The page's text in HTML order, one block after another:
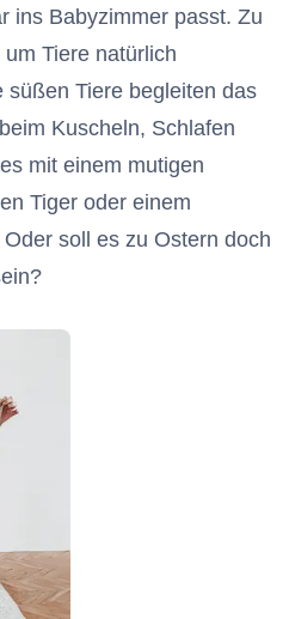
ins Babyzimmer passt. Zu
Tiere natürlich
süßen Tiere begleiten das
Kuscheln, Schlafen
mit einem mutigen
Tiger oder einem
soll es zu Ostern doch